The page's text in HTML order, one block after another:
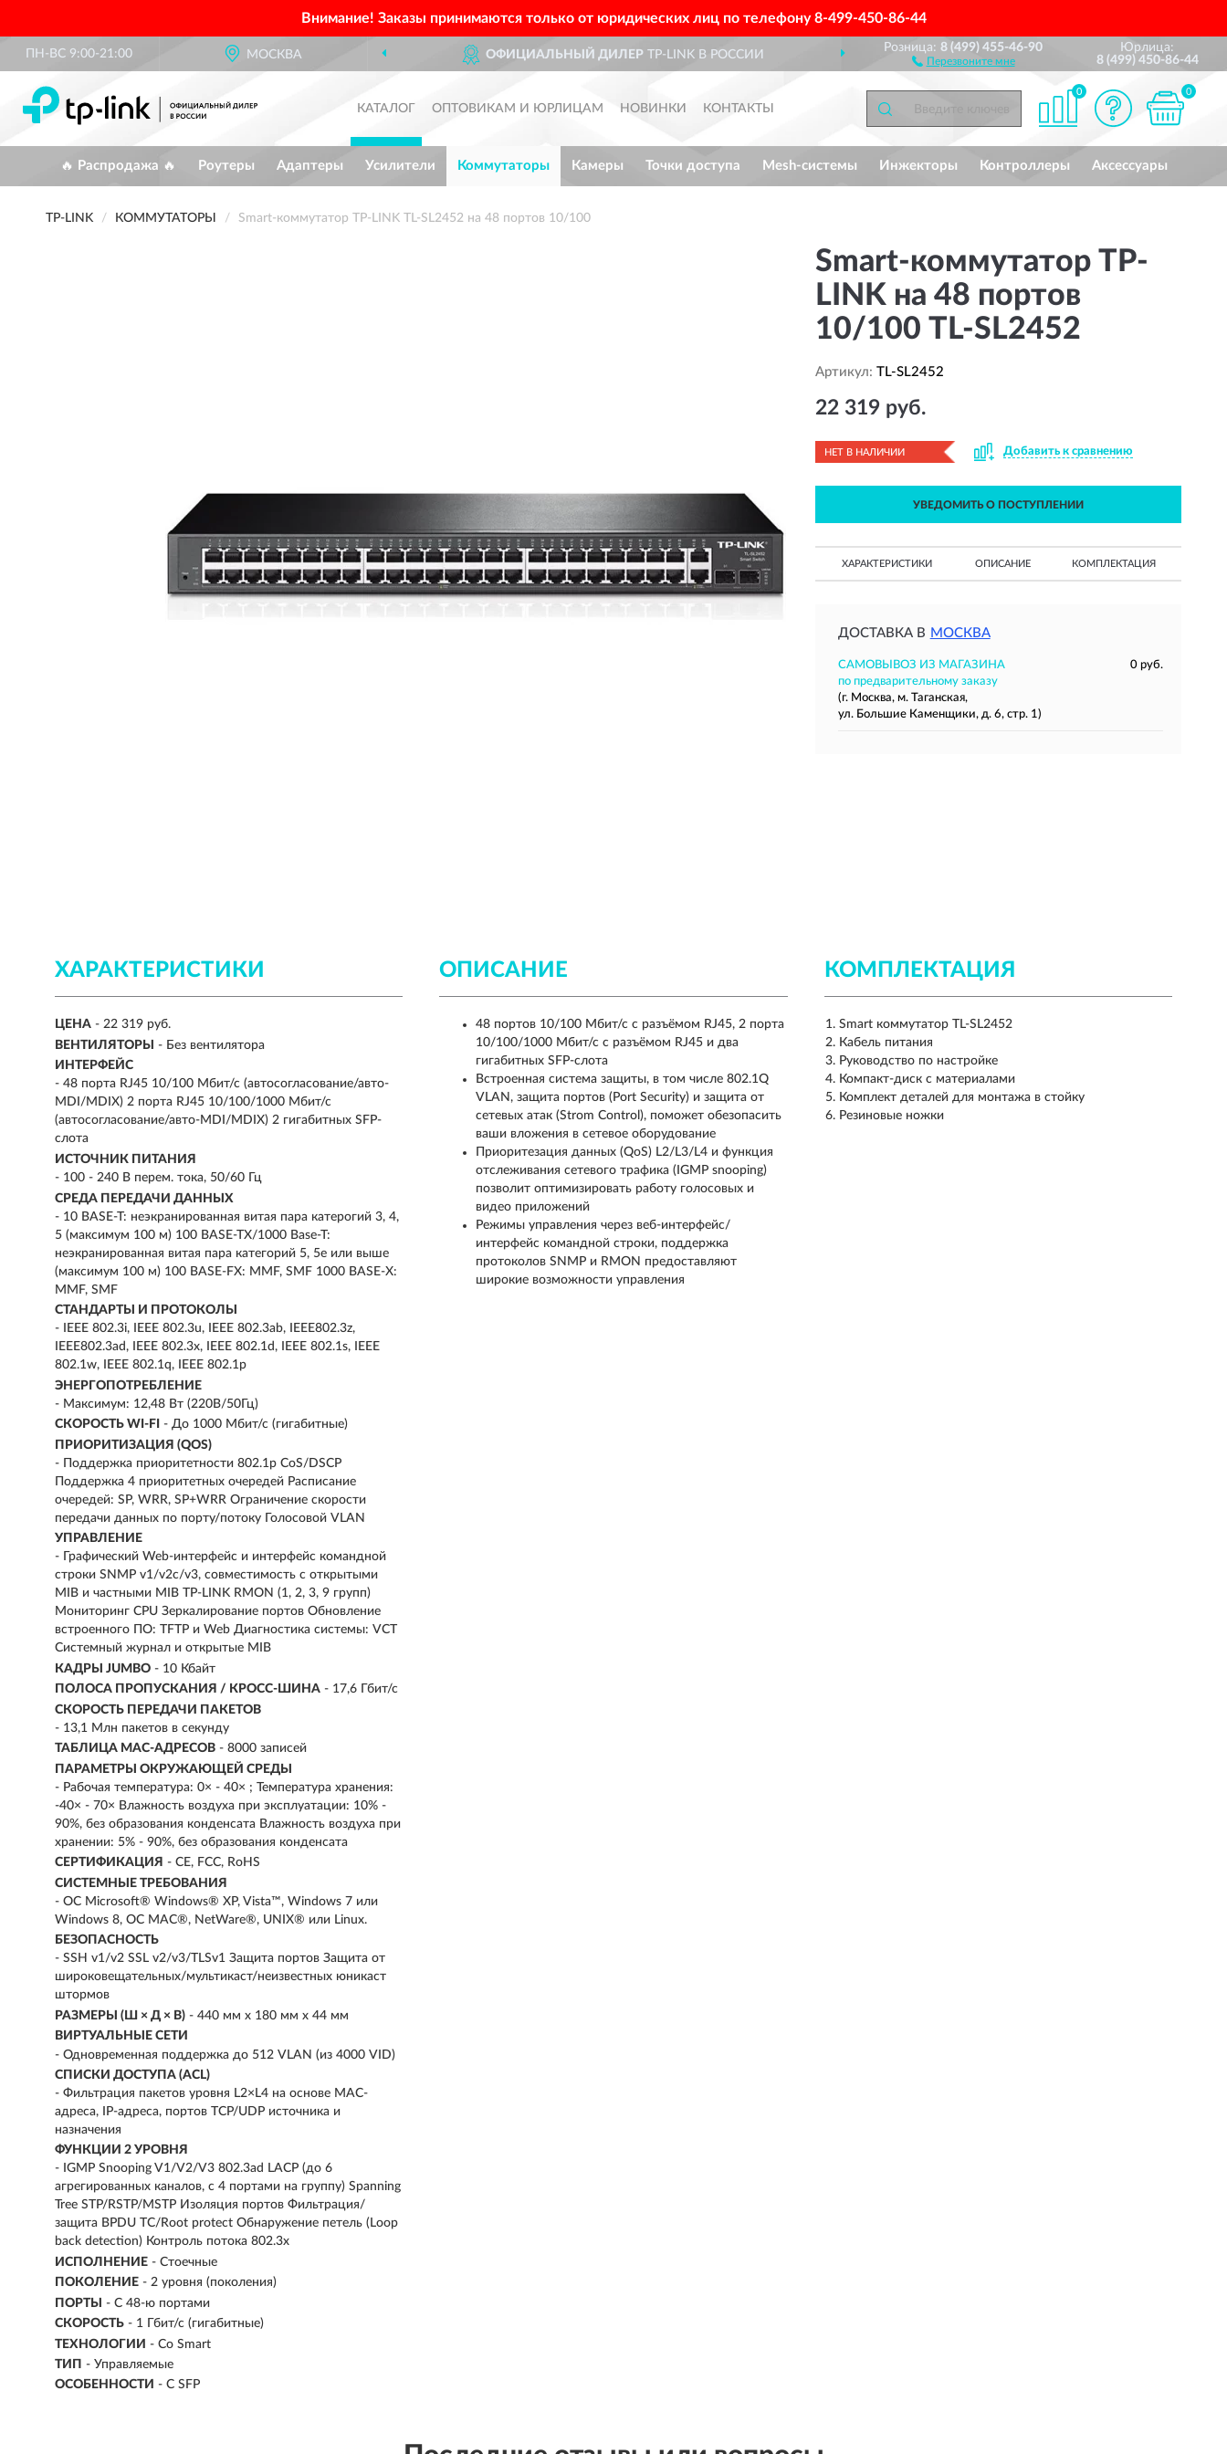
Внимание! Заказы принимаются только от юридических лиц по телефону8-499-450-86-44
ПН-ВС 9:00-21:00 МОСКВА ОФИЦИАЛЬНЫЙ ДИЛЕРTP-LINK В РОССИИ ДОСТАВИМ ПО ВСЕЙ РОССИИ
Розница:8 (499) 455-46-90
Перезвоните мне
Юрлица:
8 (499) 450-86-44
КАТАЛОГ ОПТОВИКАМ И ЮРЛИЦАМ НОВИНКИ КОНТАКТЫ
0 0
🔥 Распродажа 🔥 Роутеры Адаптеры Усилители Коммутаторы Камеры Точки доступа Mesh-системы Инжекторы Контроллеры Аксессуары
TP-LINK КОММУТАТОРЫ Smart-коммутатор TP-LINK TL-SL2452 на 48 портов 10/100
Smart-коммутатор TP-
LINK на 48 портов
10/100 TL-SL2452
Артикул: TL-SL2452
22 319 руб.
НЕТ В НАЛИЧИИ Добавить к сравнению
УВЕДОМИТЬ О ПОСТУПЛЕНИИ
ХАРАКТЕРИСТИКИ ОПИСАНИЕ КОМПЛЕКТАЦИЯ
ДОСТАВКА В МОСКВА
САМОВЫВОЗ ИЗ МАГАЗИНА
0 руб.
по предварительному заказу
(г. Москва, м. Таганская,
ул. Большие Каменщики, д. 6, стр. 1)
ХАРАКТЕРИСТИКИ
ЦЕНА - 22 319 руб.
ВЕНТИЛЯТОРЫ
- Без вентилятора
ИНТЕРФЕЙС
- 48 порта RJ45 10/100 Мбит/с (автосогласование/авто-
MDI/MDIX) 2 порта RJ45 10/100/1000 Мбит/с
(автосогласование/авто-MDI/MDIX) 2 гигабитных SFP-
слота
ИСТОЧНИК ПИТАНИЯ
- 100 - 240 В перем. тока, 50/60 Гц
СРЕДА ПЕРЕДАЧИ ДАННЫХ
- 10 BASE-T: неэкранированная витая пара катерогий 3, 4,
5 (максимум 100 м) 100 BASE-TX/1000 Base-T:
неэкранированная витая пара категорий 5, 5e или выше
(максимум 100 м) 100 BASE-FX: MMF, SMF 1000 BASE-X:
MMF, SMF
СТАНДАРТЫ И ПРОТОКОЛЫ
- IEEE 802.3i, IEEE 802.3u, IEEE 802.3ab, IEEE802.3z,
IEEE802.3ad, IEEE 802.3x, IEEE 802.1d, IEEE 802.1s, IEEE
802.1w, IEEE 802.1q, IEEE 802.1p
ЭНЕРГОПОТРЕБЛЕНИЕ
- Максимум: 12,48 Вт (220В/50Гц)
СКОРОСТЬ WI-FI
- До 1000 Мбит/с (гигабитные)
ПРИОРИТИЗАЦИЯ (QOS)
- Поддержка приоритетности 802.1p CoS/DSCP
Поддержка 4 приоритетных очередей Расписание
очередей: SP, WRR, SP+WRR Ограничение скорости
передачи данных по порту/потоку Голосовой VLAN
УПРАВЛЕНИЕ
- Графический Web-интерфейс и интерфейс командной
строки SNMP v1/v2c/v3, совместимость с открытыми
MIB и частными MIB TP-LINK RMON (1, 2, 3, 9 групп)
Мониторинг CPU Зеркалирование портов Обновление
встроенного ПО: TFTP и Web Диагностика системы: VCT
Системный журнал и открытые MIB
КАДРЫ JUMBO - 10 Кбайт
ПОЛОСА ПРОПУСКАНИЯ / КРОСС-ШИНА - 17,6 Гбит/с
СКОРОСТЬ ПЕРЕДАЧИ ПАКЕТОВ
- 13,1 Млн пакетов в секунду
ТАБЛИЦА МАС-АДРЕСОВ - 8000 записей
ПАРАМЕТРЫ ОКРУЖАЮЩЕЙ СРЕДЫ
- Рабочая температура: 0× - 40× ; Температура хранения:
-40× - 70× Влажность воздуха при эксплуатации: 10% -
90%, без образования конденсата Влажность воздуха при
хранении: 5% - 90%, без образования конденсата
СЕРТИФИКАЦИЯ - CE, FCC, RoHS
СИСТЕМНЫЕ ТРЕБОВАНИЯ
- ОС Microsoft® Windows® XP, Vista™, Windows 7 или
Windows 8, ОС MAC®, NetWare®, UNIX® или Linux.
БЕЗОПАСНОСТЬ
- SSH v1/v2 SSL v2/v3/TLSv1 Защита портов Защита от
широковещательных/мультикаст/неизвестных юникаст
штормов
РАЗМЕРЫ (Ш × Д × В) - 440 мм х 180 мм х 44 мм
ВИРТУАЛЬНЫЕ СЕТИ
- Одновременная поддержка до 512 VLAN (из 4000 VID)
СПИСКИ ДОСТУПА (ACL)
- Фильтрация пакетов уровня L2×L4 на основе MAC-
адреса, IP-адреса, портов TCP/UDP источника и
назначения
ФУНКЦИИ 2 УРОВНЯ
- IGMP Snooping V1/V2/V3 802.3ad LACP (до 6
агрегированных каналов, с 4 портами на группу) Spanning
Tree STP/RSTP/MSTP Изоляция портов Фильтрация/
защита BPDU TC/Root protect Обнаружение петель (Loop
back detection) Контроль потока 802.3x
ИСПОЛНЕНИЕ - Стоечные
ПОКОЛЕНИЕ - 2 уровня (поколения)
ПОРТЫ
- С 48-ю портами
СКОРОСТЬ - 1 Гбит/с (гигабитные)
ТЕХНОЛОГИИ - Со Smart
ТИП - Управляемые
ОСОБЕННОСТИ - С SFP
КОМПЛЕКТАЦИЯ
Smart коммутатор TL-SL2452
Кабель питания
Руководство по настройке
Компакт-диск с материалами
Комплект деталей для монтажа в стойку
Резиновые ножки
ОПИСАНИЕ
48 портов 10/100 Мбит/с с разъёмом RJ45, 2 порта
10/100/1000 Мбит/с с разъёмом RJ45 и два
гигабитных SFP-слота
Встроенная система защиты, в том числе 802.1Q
VLAN, защита портов (Port Security) и защита от
сетевых атак (Strom Control), поможет обезопасить
ваши вложения в сетевое оборудование
Приоритезация данных (QoS) L2/L3/L4 и функция
отслеживания сетевого трафика (IGMP snooping)
позволит оптимизировать работу голосовых и
видео приложений
Режимы управления через веб-интерфейс/
интерфейс командной строки, поддержка
протоколов SNMP и RMON предоставляют
широкие возможности управления